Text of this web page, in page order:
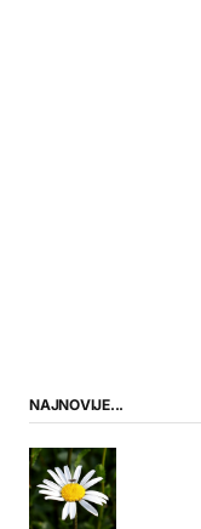
NAJNOVIJE...